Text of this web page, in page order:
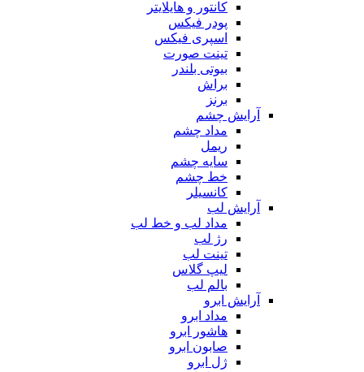
کانتور و هایلایتر
پودر فیکس
اسپری فیکس
تینت صورت
بیوتی بلندر
براش
برنز
آرایش چشم
مداد چشم
ریمل
سایه چشم
خط چشم
کانسیلر
آرایش لب
مداد لب و خط لب
رژ لب
تینت لب
لیپ گلاس
بالم لب
آرایش ابرو
مداد ابرو
هاشور ابرو
صابون ابرو
ژل ابرو